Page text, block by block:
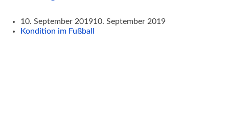
10. September 201910. September 2019
Kondition im Fußball